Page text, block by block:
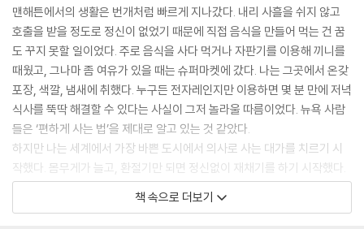
부록2 심장병과 독소 - ‘해독’이라는 렌즈로 철저히 조사하자 | 모든 규칙
에는 예외가 있다
부록3 유용한 정보들 - 생활 속의 중금속들 | 처방약과 영양결핍 | 해독작
용을 하는 영양소
입할 수 있는 건 아니니까요.
솔직히, 바나나 다이어트 같은 책을 기대하셨다면 이 책이 다소 복잡해 보
일 겁니다. '뭐 이렇게 서두가 길어?' 하고 도입부가 지루하게 느껴지실 수
도 있고요. 하지만 기획자이자 에디터로서 제가 이 책과 사랑에 빠진 이유
는, '건강한 몸, 건강한 상태라는 것은 과연 무엇인가?'라는 원초적인 문제
부터 다시 고민하게 한다는 것입니다.
클린 프로그램은 미국에서 만들어졌기 때문에 재료들이 생소하게 느껴지
실 수도 있습니다. 에디터로서, 오늘 당장 누구라도 냉장고를 뒤져 시작할
수 있는 레시피를 제공해드리는 게 독자님들의 편의를 위해서라면 맞는 말
맨해튼에서의 생활은 번개처럼 빠르게 지나갔다. 내리 사흘을 쉬지 않고
호출을 받을 정도로 정신이 없었기 때문에 직접 음식을 만들어 먹는 건 꿈
도 꾸지 못할 일이었다. 주로 음식을 사다 먹거나 자판기를 이용해 끼니를
때웠고, 그나마 좀 여유가 있을 때는 슈퍼마켓에 갔다. 나는 그곳에서 온갖
포장, 색깔, 냄새에 취했다. 누구든 전자레인지만 이용하면 몇 분 만에 저녁
식사를 뚝딱 해결할 수 있다는 사실이 그저 놀라울 따름이었다. 뉴욕 사람
들은 ‘편하게 사는 법’을 제대로 알고 있는 것 같았다.
하지만 나는 세계에서 가장 바쁜 도시에서 의사로 사는 대가를 치르기 시
작했다. 몸무게가 늘고, 환절기만 되면 정신없이 재채기를 하기 시작했다.
몸은 녹초가 되었지만 잠을 잘 수가 없었다. “전공의 과정만 마치면 상황이
나아질 거야.”라고 생각했지만, 시도 때도 없이 심장집중치료실로 달려가
책 속으로 더보기